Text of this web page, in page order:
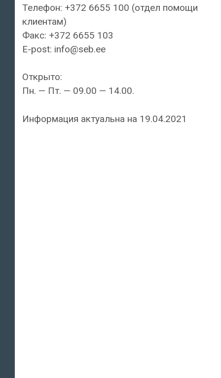
Телефон: +372 6655 100 (отдел помощи
клиентам)
Факс: +372 6655 103
E-post: info@seb.ee
Открыто:
Пн. — Пт. — 09.00 — 14.00.
Информация актуальна на 19.04.2021